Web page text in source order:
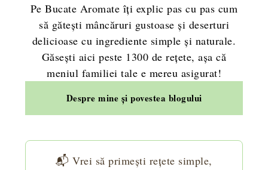
Pe Bucate Aromate îți explic pas cu pas cum
să gătești mâncăruri gustoase și deserturi
delicioase cu ingrediente simple și naturale.
Găsești aici peste 1300 de rețete, așa că
meniul familiei tale e mereu asigurat!
Despre mine și povestea blogului
📬 Vrei să primești rețete simple,